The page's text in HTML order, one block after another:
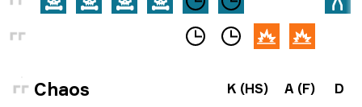
Chaos K (HS) A (F) D